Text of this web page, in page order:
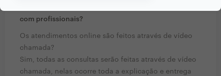
com profissionais?
Os atendimentos online são feitos através de vídeo
chamada?
Sim, todas as consultas serão feitas através de vídeo
chamada, nelas ocorre toda a explicação e entrega